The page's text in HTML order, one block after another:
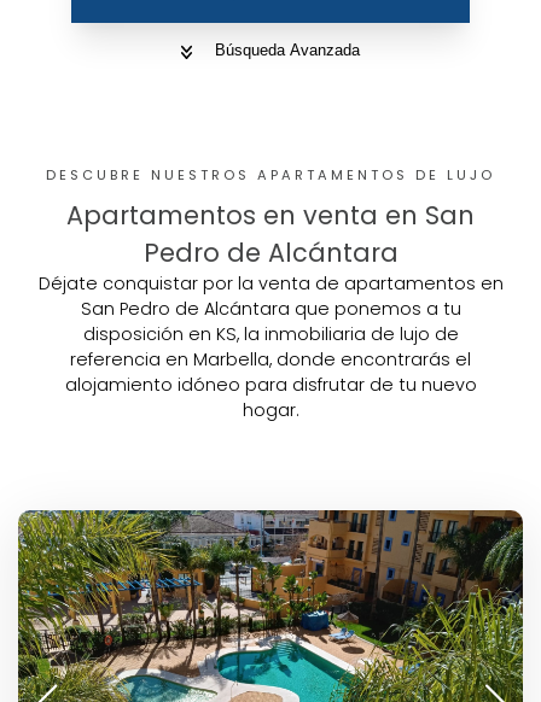
Búsqueda Avanzada
DESCUBRE NUESTROS APARTAMENTOS DE LUJO
Apartamentos en venta en San
Pedro de Alcántara
Déjate conquistar por la venta de apartamentos en
San Pedro de Alcántara que ponemos a tu
disposición en KS, la inmobiliaria de lujo de
referencia en Marbella, donde encontrarás el
alojamiento idóneo para disfrutar de tu nuevo
hogar.